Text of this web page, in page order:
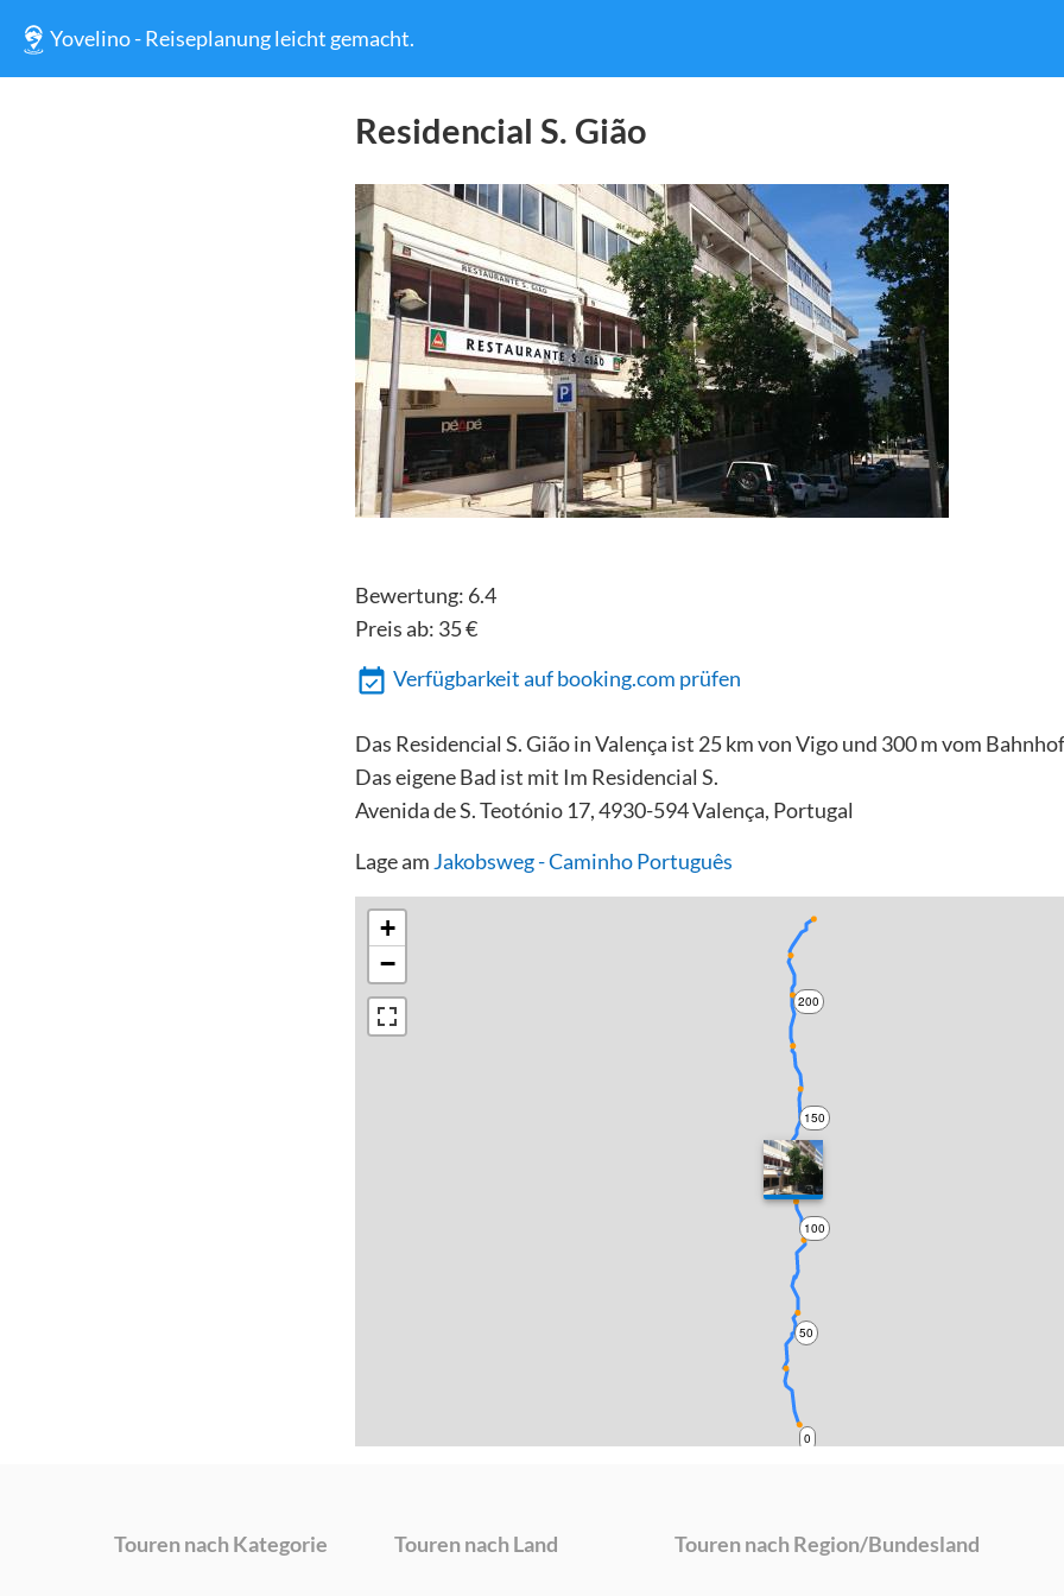
Yovelino - Reiseplanung leicht gemacht.
Residencial S. Gião
Bewertung: 6.4
Preis ab: 35€
Verfügbarkeit auf booking.com prüfen
Das Residencial S. Gião in Valença ist 25 km von Vigo und 300 m vom
Das eigene Bad ist mit Im Residencial S.
Avenida de S. Teotónio 17, 4930-594 Valença, Portugal
Lage am Jakobsweg - Caminho Português
0
50
100
150
200
+
−
Touren nach Kategorie Touren nach Land Touren nach Region/Bundesland